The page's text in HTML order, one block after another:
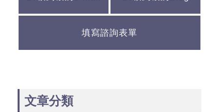
填寫諮詢表單
文章分類